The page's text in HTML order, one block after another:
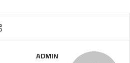
ADMIN